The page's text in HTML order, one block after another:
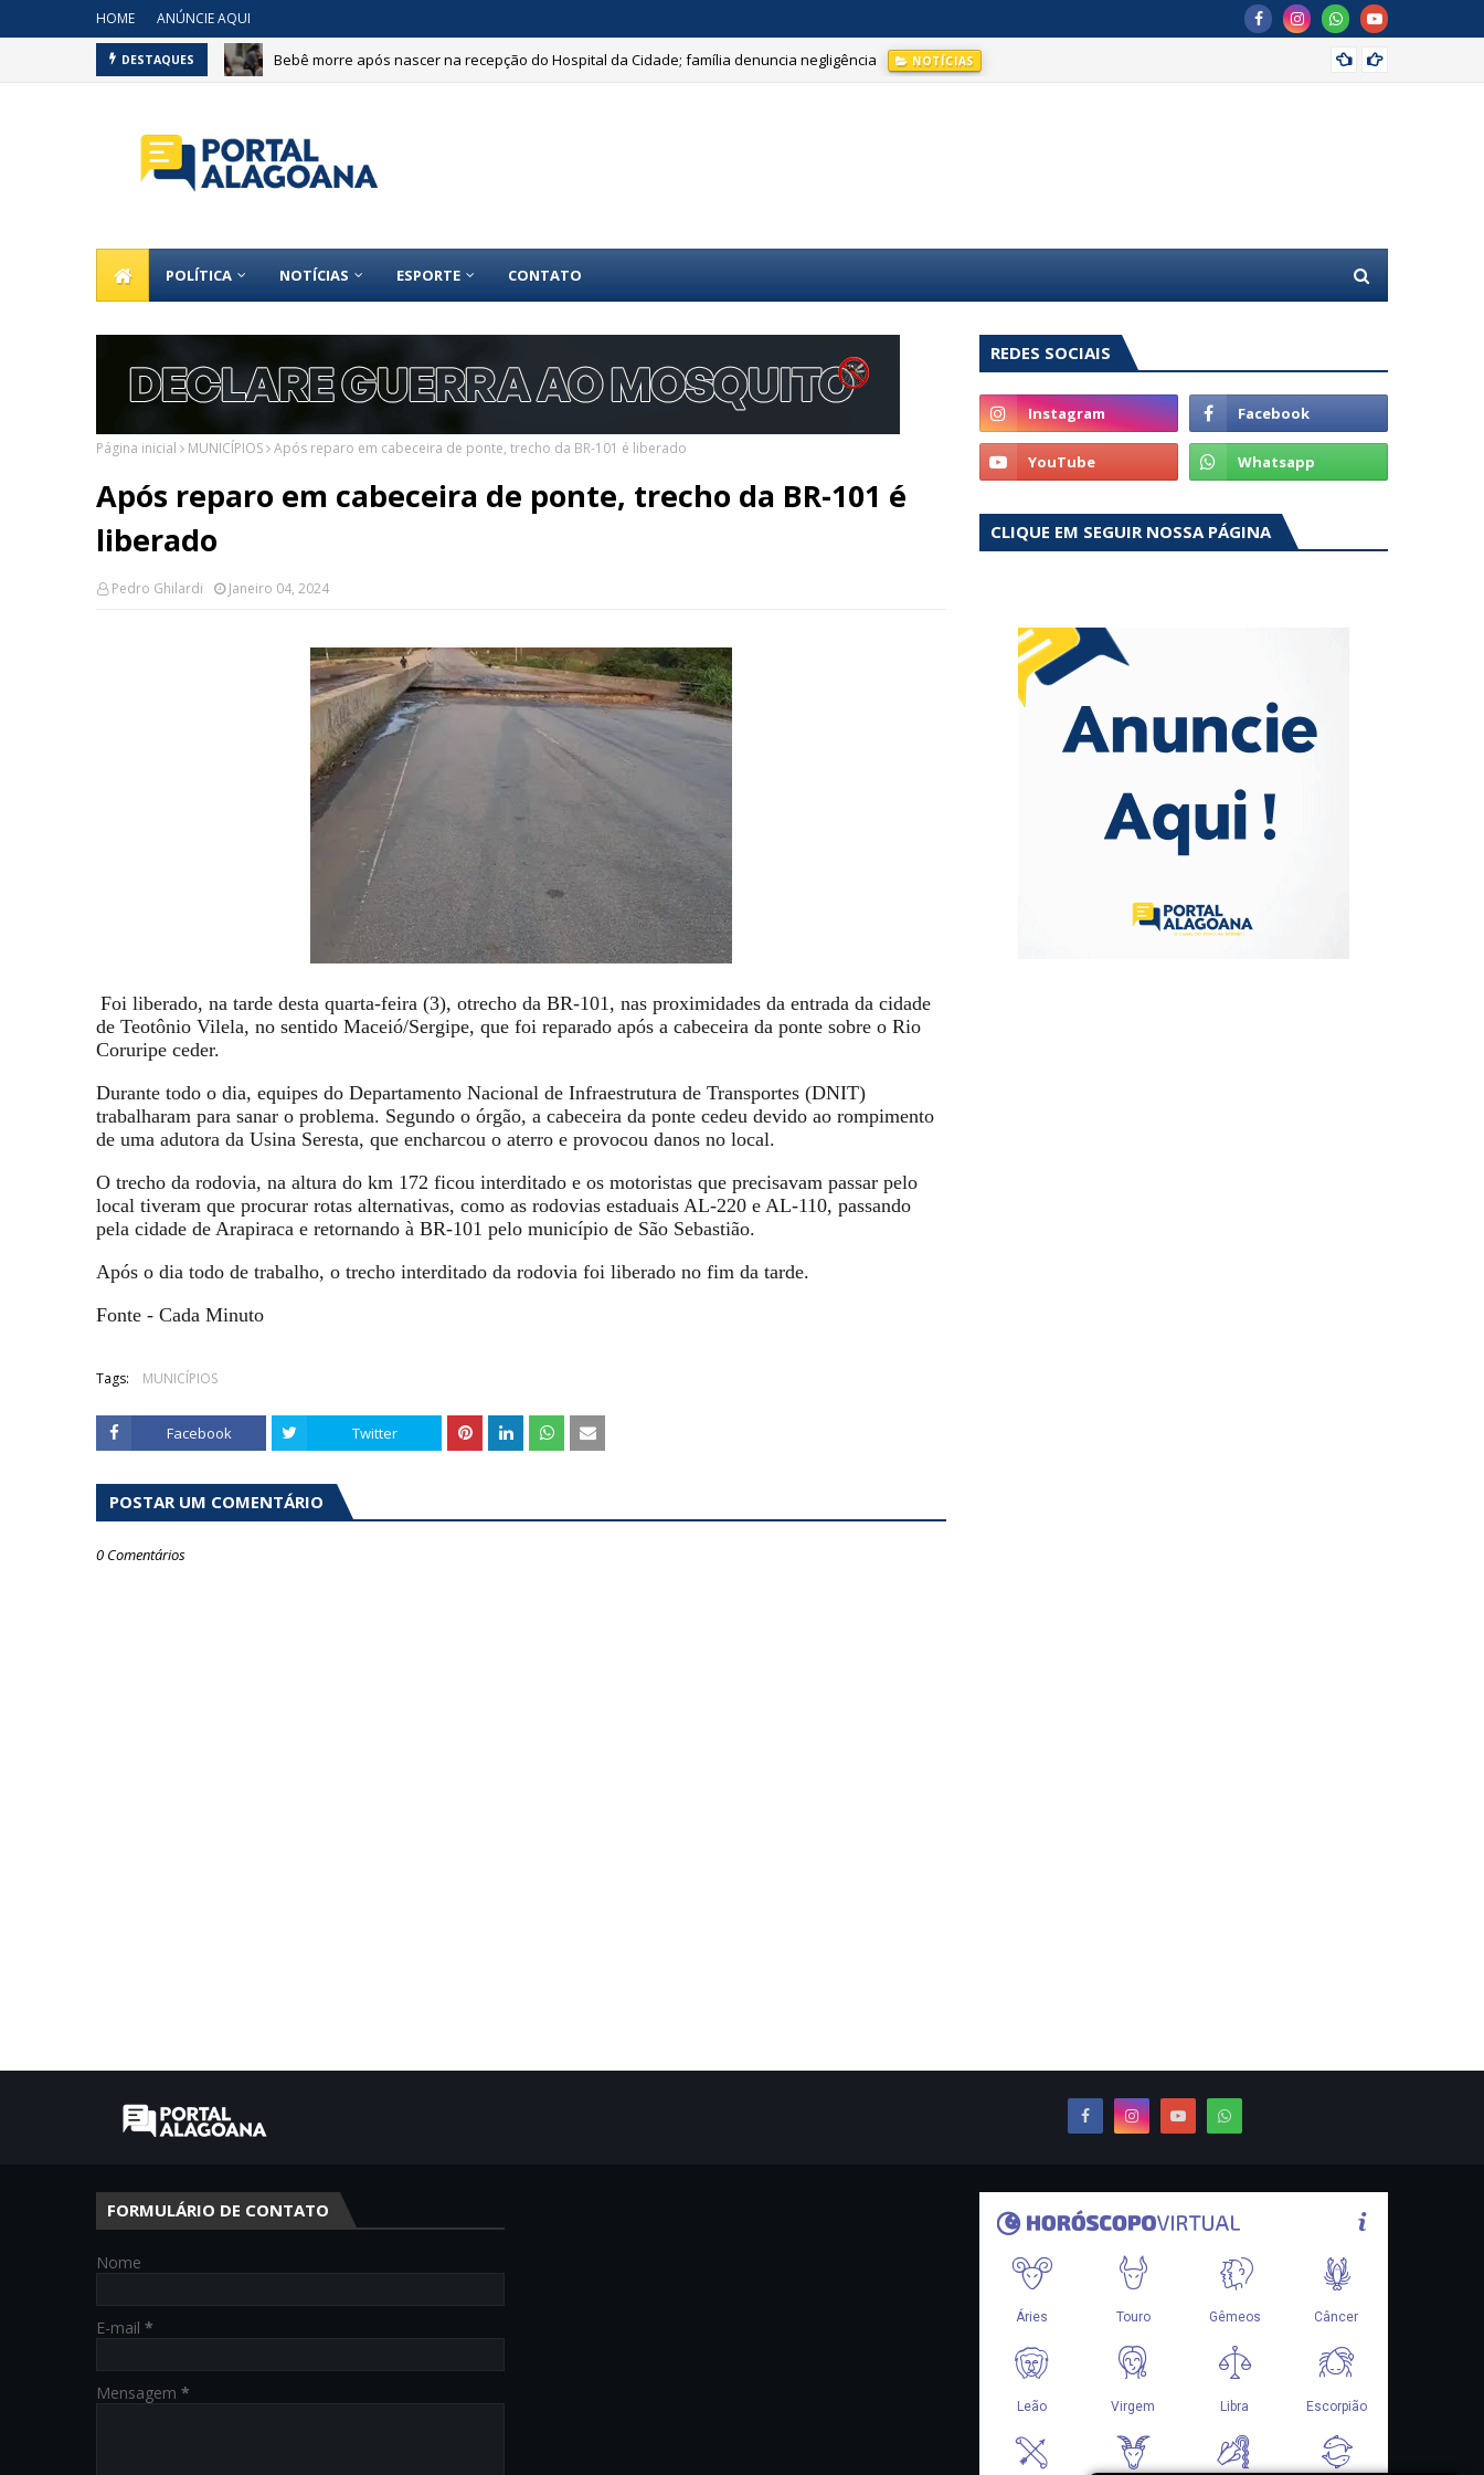
HOME ANÚNCIE AQUI
DESTAQUES Bebê morre após nascer na recepção do Hospital da Cidade; família denuncia negligência NOTÍCIAS
POLÍTICA NOTÍCIAS ESPORTE CONTATO
Página inicial MUNICÍPIOS Após reparo em cabeceira de ponte, trecho da BR-101 é liberado
Após reparo em cabeceira de ponte, trecho da BR-101 é
liberado
Pedro Ghilardi Janeiro 04, 2024
Foi liberado, na tarde desta quarta-feira (3), otrecho da BR-101, nas proximidades da entrada da cidade
de Teotônio Vilela, no sentido Maceió/Sergipe, que foi reparado após a cabeceira da ponte sobre o Rio
Coruripe ceder.
Durante todo o dia, equipes do Departamento Nacional de Infraestrutura de Transportes (DNIT)
trabalharam para sanar o problema. Segundo o órgão, a cabeceira da ponte cedeu devido ao rompimento
de uma adutora da Usina Seresta, que encharcou o aterro e provocou danos no local.
O trecho da rodovia, na altura do km 172 ficou interditado e os motoristas que precisavam passar pelo
local tiveram que procurar rotas alternativas, como as rodovias estaduais AL-220 e AL-110, passando
pela cidade de Arapiraca e retornando à BR-101 pelo município de São Sebastião.
Após o dia todo de trabalho, o trecho interditado da rodovia foi liberado no fim da tarde.
Fonte - Cada Minuto
Tags: MUNICÍPIOS
Facebook Twitter
POSTAR UM COMENTÁRIO
0 Comentários
REDES SOCIAIS
CLIQUE EM SEGUIR NOSSA PÁGINA
FORMULÁRIO DE CONTATO
Nome
E-mail *
Mensagem *